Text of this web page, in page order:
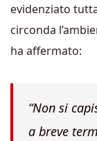
evidenziato
circonda
ha affermato:
“Non si
a breve